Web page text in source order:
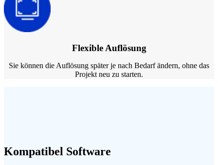
Flexible Auflösung
Sie können die Auflösung später je nach Bedarf ändern, ohne das
Projekt neu zu starten.
Kompatibel Software